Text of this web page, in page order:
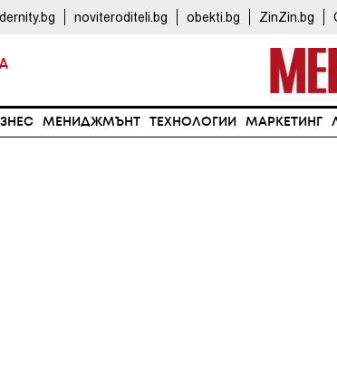
noviteroditeli.bg obekti.bg ZinZin.bg
МЕНИДЖМЪНТ ТЕХНОЛОГИИ МАРКЕТИНГ